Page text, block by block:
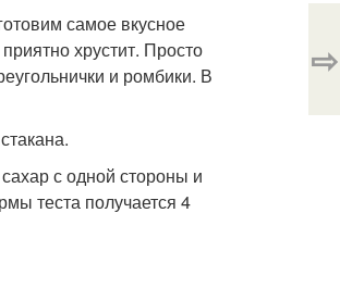
самое вкусное
хрустит. Просто
и ромбики. В
с одной стороны и
теста получается 4
⇨